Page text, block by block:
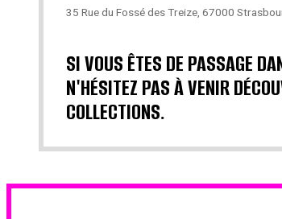
35 Rue du Fossé des Treize, 67000
SI VOUS ÊTES DE PASSAGE
N'HÉSITEZ PAS À VENIR
COLLECTIONS.